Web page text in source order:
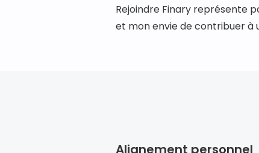
Rejoindre Finary représente
et mon envie de contribuer à
Alignement personnel